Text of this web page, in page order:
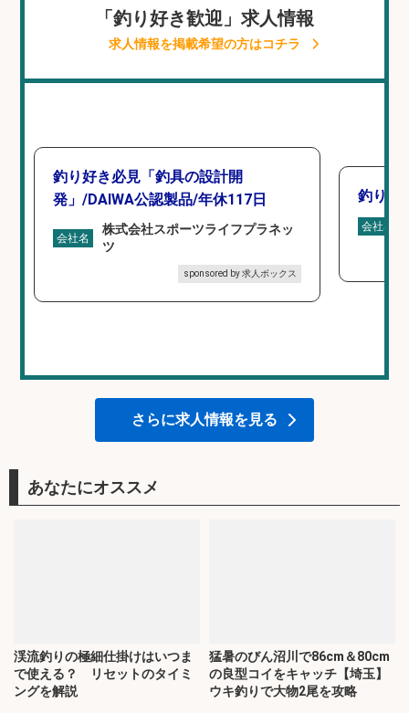
「釣り好き歓迎」求人情報
求人情報を掲載希望の方はコチラ
釣り好き必見「釣具の設計開
発」/DAIWA公認製品/年休117日
会社名
株式会社スポーツライフプラネッ
ツ
sponsored by 求人ボックス
釣り具
会社名
さらに求人情報を見る
あなたにオススメ
渓流釣りの極細仕掛けはいつま
で使える？ リセットのタイミ
ングを解説
猛暑のびん沼川で86cm＆80cm
の良型コイをキャッチ【埼玉】
ウキ釣りで大物2尾を攻略